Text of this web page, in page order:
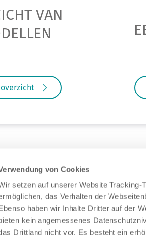
von Cookies
setzen auf unserer Website Tracking-
das Verhalten der
haben wir Inhalte Dritter auf der
kein angemessenes
Drittland nicht vor. Es besteht ein
VAN
netwerken: